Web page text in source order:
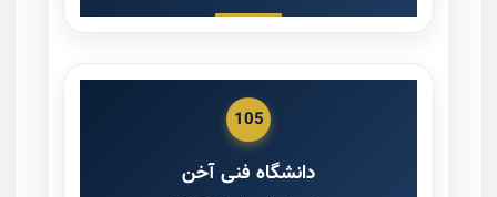
105
دانشگاه فنی آخن